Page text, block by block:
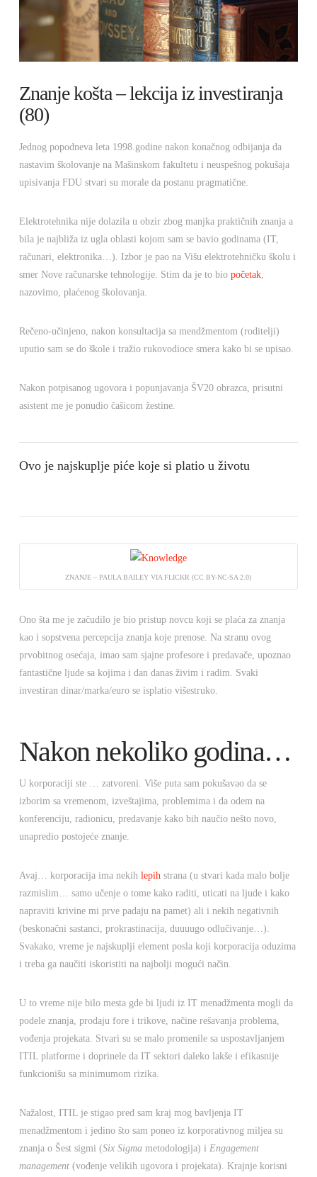
Znanje košta – lekcija iz investiranja
(80)
Jednog popodneva leta 1998.godine nakon konačnog odbijanja da
nastavim školovanje na Mašinskom fakultetu i neuspešnog pokušaja
upisivanja FDU stvari su morale da postanu pragmatične.
Elektrotehnika nije dolazila u obzir zbog manjka praktičnih znanja a
bila je najbliža iz ugla oblasti kojom sam se bavio godinama (IT,
računari, elektronika…). Izbor je pao na Višu elektrotehničku školu i
smer Nove računarske tehnologije. Stim da je to bio početak,
nazovimo, plaćenog školovanja.
Rečeno-učinjeno, nakon konsultacija sa mendžmentom (roditelji)
uputio sam se do škole i tražio rukovodioce smera kako bi se upisao.
Nakon potpisanog ugovora i popunjavanja ŠV20 obrazca, prisutni
asistent me je ponudio čašicom žestine.
Ovo je najskuplje piće koje si platio u životu
ZNANJE – PAULA BAILEY VIA FLICKR (CC BY-NC-SA 2.0)
Ono šta me je začudilo je bio pristup novcu koji se plaća za znanja
kao i sopstvena percepcija znanja koje prenose. Na stranu ovog
prvobitnog osećaja, imao sam sjajne profesore i predavače, upoznao
fantastične ljude sa kojima i dan danas živim i radim. Svaki
investiran dinar/marka/euro se isplatio višestruko.
Nakon nekoliko godina…
U korporaciji ste … zatvoreni. Više puta sam pokušavao da se
izborim sa vremenom, izveštajima, problemima i da odem na
konferenciju, radionicu, predavanje kako bih naučio nešto novo,
unapredio postojeće znanje.
Avaj… korporacija ima nekih lepih strana (u stvari kada malo bolje
razmislim… samo učenje o tome kako raditi, uticati na ljude i kako
napraviti krivine mi prve padaju na pamet) ali i nekih negativnih
(beskonačni sastanci, prokrastinacija, duuuugo odlučivanje…).
Svakako, vreme je najskuplji element posla koji korporacija oduzima
i treba ga naučiti iskoristiti na najbolji mogući način.
U to vreme nije bilo mesta gde bi ljudi iz IT menadžmenta mogli da
podele znanja, prodaju fore i trikove, načine rešavanja problema,
vođenja projekata. Stvari su se malo promenile sa uspostavljanjem
ITIL platforme i doprinele da IT sektori daleko lakše i efikasnije
funkcionišu sa minimumom rizika.
Nažalost, ITIL je stigao pred sam kraj mog bavljenja IT
menadžmentom i jedino što sam poneo iz korporativnog miljea su
znanja o Šest sigmi (Six Sigmametodologija) i Engagement
management(vođenje velikih ugovora i projekata). Krajnje korisni